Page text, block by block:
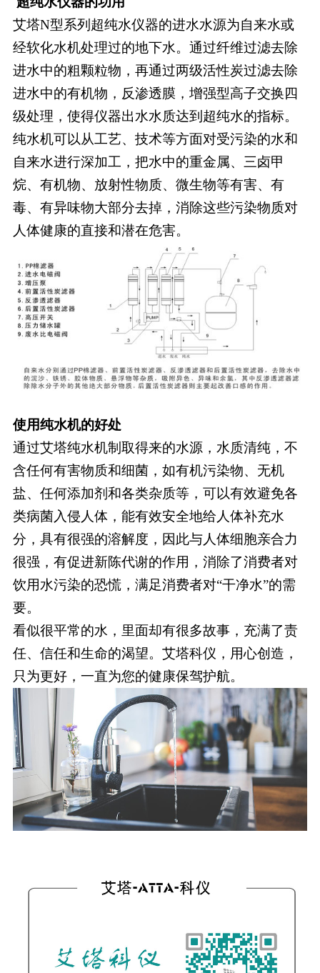
艾塔N型系列超纯水仪器的进水水源为自来水或
经软化水机处理过的地下水。通过纤维过滤去除
进水中的粗颗粒物，再通过两级活性炭过滤去除
进水中的有机物，反渗透膜，增强型高子交换四
级处理，使得仪器出水水质达到超纯水的指标。
纯水机可以从工艺、技术等方面对受污染的水和
自来水进行深加工，把水中的重金属、三卤甲
烷、有机物、放射性物质、微生物等有害、有
毒、有异味物大部分去掉，消除这些污染物质对
人体健康的直接和潜在危害。
使用纯水机的好处
通过艾塔纯水机制取得来的水源，水质清纯，不
含任何有害物质和细菌，如有机污染物、无机
盐、任何添加剂和各类杂质等，可以有效避免各
类病菌入侵人体，能有效安全地给人体补充水
分，具有很强的溶解度，因此与人体细胞亲合力
很强，有促进新陈代谢的作用，消除了消费者对
饮用水污染的恐慌，满足消费者对“干净水”的需
要。
看似很平常的水，里面却有很多故事，充满了责
任、信任和生命的渴望。艾塔科仪，用心创造，
只为更好，一直为您的健康保驾护航。